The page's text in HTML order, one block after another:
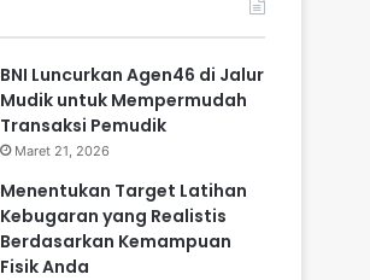
BNI Luncurkan Agen46 di Jalur
Mudik untuk Mempermudah
Transaksi Pemudik
Maret 21, 2026
Menentukan Target Latihan
Kebugaran yang Realistis
Berdasarkan Kemampuan
Fisik Anda